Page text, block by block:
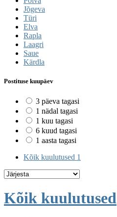
Jõgeva
Türi
Elva
Rapla
Laagri
Saue
Kärdla
Postituse kuupäev
3 päeva tagasi
1 nädal tagasi
1 kuu tagasi
6 kuud tagasi
1 aasta tagasi
Kõik kuulutused 1
Kõik kuulutused